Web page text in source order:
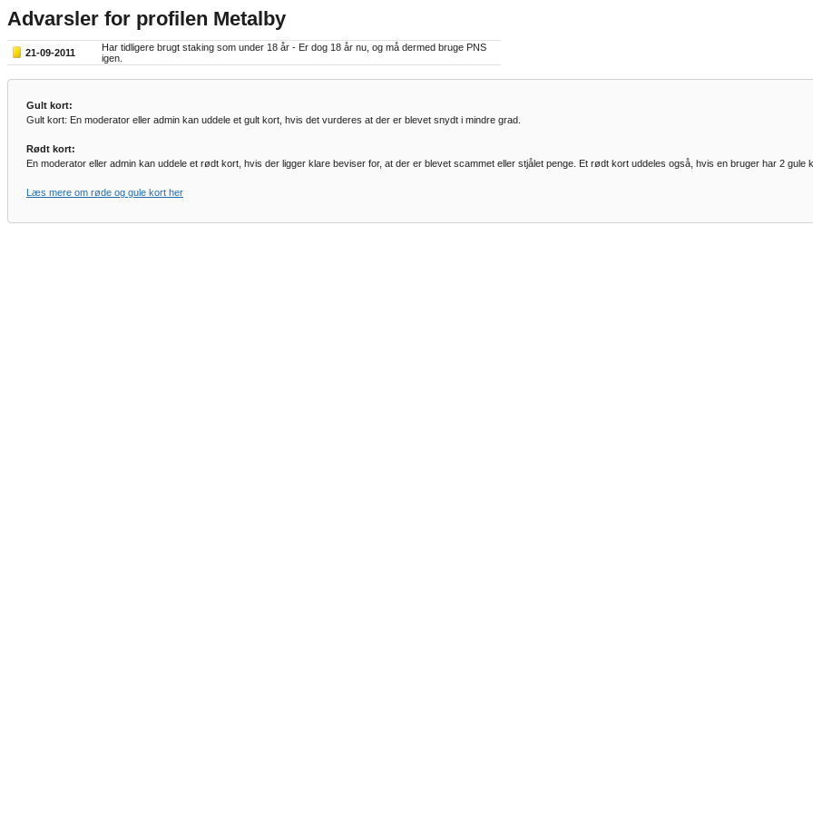
Advarsler for profilen Metalby
21-09-2011
Har tidligere brugt staking som under 18 år - Er dog 18 år nu, og må dermed bruge PNS
igen.
Gult kort:
Gult kort: En moderator eller admin kan uddele et gult kort, hvis det vurderes at der er blevet snydt i mindre grad.
Rødt kort:
En moderator eller admin kan uddele et rødt kort, hvis der ligger klare beviser for, at der er blevet scammet eller stjålet penge. Et rødt kort uddeles også, hvis en bruger har 2 gule
Læs mere om røde og gule kort her